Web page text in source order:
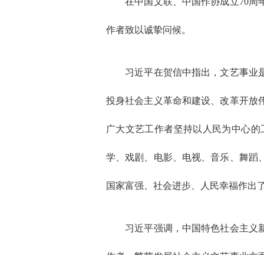
作者致以诚挚问候。
习近平在贺信中指出，文艺事业是
投身社会主义革命和建设、改革开放
广大文艺工作者坚持以人民为中心
学、戏剧、电影、电视、音乐、舞蹈
国家富强、社会进步、人民幸福作出
习近平强调，中国特色社会主义新